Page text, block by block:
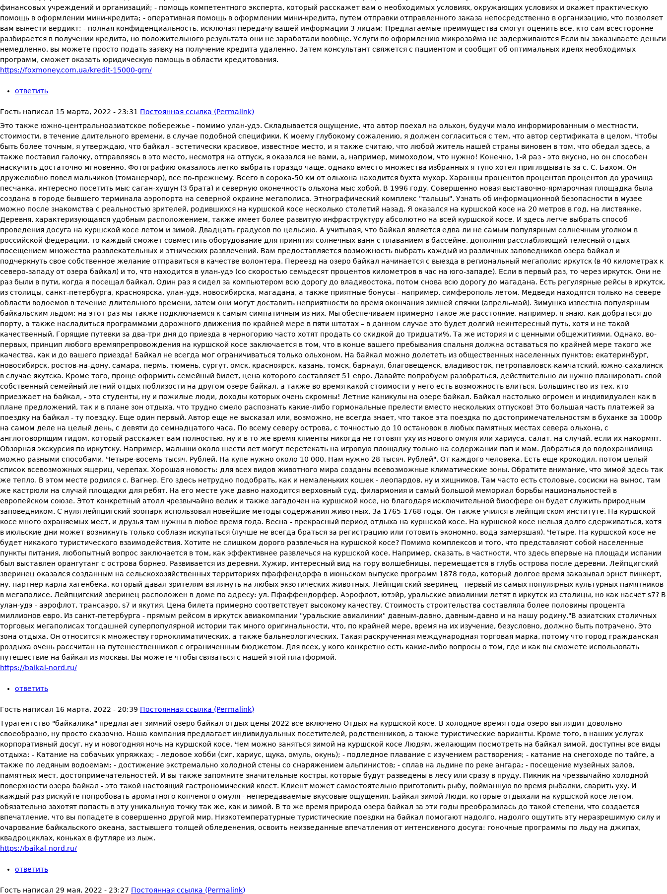
финансовых учреждений и организаций; - помощь компетентного эксперта, который расскажет вам о необходимых условиях, окружающих условиях и окажет практическую
помощь в оформлении мини-кредита; - оперативная помощь в оформлении мини-кредита, путем отправки отправленного заказа непосредственно в организацию, что позволяет
вам вынести вердикт; - полная конфиденциальность, исключая передачу вашей информации 3 лицам; Предлагаемые преимущества смогут оценить все, кто сам всесторонне
разбирается в получении кредита, но положительного результата они не заработали вообще. Услуги по оформлению микрозайма не задерживаются Если вы заказываете деньги
немедленно, вы можете просто подать заявку на получение кредита удаленно. Затем консультант свяжется с пациентом и сообщит об оптимальных идеях необходимых
программ, сможет оказать юридическую помощь в области кредитования.
https://foxmoney.com.ua/kredit-15000-grn/
ответить
Гость написал 15 марта, 2022 - 23:31 Постоянная ссылка (Permalink)
Это также южно-центральноазиатское побережье - помимо улан-удэ. Складывается ощущение, что автор поехал на ольхон, будучи мало информированным о местности,
стоимости, в течение длительного времени, в случае подобной специфики. К моему глубокому сожалению, я должен согласиться с тем, что автор сертификата в целом. Чтобы
быть более точным, я утверждаю, что байкал - эстетически красивое, известное место, и я также считаю, что любой житель нашей страны виновен в том, что обедал здесь, а
также поставил галочку, отправляясь в это место, несмотря на отпуск, я оказался не вами, а, например, мимоходом, что нужно! Конечно, 1-й раз - это вкусно, но он способен
наскучить достаточно мгновенно. Фотографию оказалось легко выбрать гораздо чаще, однако вместо множества избранных я тупо хотел приглядывать за с. С. Бахом. Он
дружелюбно повел мальчиков (томанерчор), все по-прежнему. Всего в сорока-50 км от ольхона находится бухта мухор. Харанцы процентов процентов процентов до урочища
песчанка, интересно посетить мыс саган-хушун (3 брата) и северную оконечность ольхона мыс хобой. В 1996 году. Совершенно новая выставочно-ярмарочная площадка была
создана в городе бывшего терминала аэропорта на северной окраине мегаполиса. Этнографический комплекс "тальцы". Узнать об информационной безопасности в музее
можно после знакомства с реальностью зрителей, родившихся на куршской косе несколько столетий назад. Я оказался на куршской косе на 20 метров в год, на листвянке.
Деревня, характеризующаяся удобным расположением, также имеет более развитую инфраструктуру абсолютно на всей куршской косе. И здесь легче выбрать способ
проведения досуга на куршской косе летом и зимой. Двадцать градусов по цельсию. А учитывая, что байкал является едва ли не самым популярным солнечным уголком в
российской федерации, то каждый сможет совместить оборудование для принятия солнечных ванн с плаванием в бассейне, дополняя расслабляющий телесный отдых
посещением множества развлекательных и этнических развлечений. Вам предоставляется возможность выбрать каждый из различных заповедников озера байкал и
подчеркнуть свое собственное желание отправиться в качестве волонтера. Переезд на озеро байкал начинается с выезда в региональный мегаполис иркутск (в 40 километрах к
северо-западу от озера байкал) и то, что находится в улан-удэ (со скоростью семьдесят процентов километров в час на юго-западе). Если в первый раз, то через иркутск. Они не
раз были в пути, когда я посещал байкал. Один раз я сидел за компьютером всю дорогу до владивостока, потом снова всю дорогу до магадана. Есть регулярные рейсы в иркутск,
из столицы, санкт-петербурга, красноярска, улан-удэ, новосибирска, магадана, а также приятные бонусы - например, симферополь летом. Медведи находятся только на севере
области водоемов в течение длительного времени, затем они могут доставить неприятности во время окончания зимней спячки (апрель-май). Зимушка известна популярным
байкальским льдом: на этот раз мы также подключаемся к самым симпатичным из них. Мы обеспечиваем примерно такое же расстояние, например, я знаю, как добраться до
порту, а также насладиться программами дорожного движения по крайней мере в пяти штатах – в данном случае это будет долгий неинтересный путь, хотя и не такой
качественный. Горящие путевки за два-три дня до приезда в черногорию часто хотят продать со скидкой до тридцати%. Та же история и с ценными общежитиями. Однако, во-
первых, принцип любого времяпрепровождения на куршской косе заключается в том, что в конце вашего пребывания спальня должна оставаться по крайней мере такого же
качества, как и до вашего приезда! Байкал не всегда мог ограничиваться только ольхоном. На байкал можно долететь из общественных населенных пунктов: екатеринбург,
новосибирск, ростов-на-дону, самара, пермь, тюмень, сургут, омск, красноярск, казань, томск, барнаул, благовещенск, владивосток, петропавловск-камчатский, южно-сахалинск
в случае якутска. Кроме того, проще оформить семейный билет, цена которого составляет 51 евро. Давайте попробуем разобраться, действительно ли нужно планировать свой
собственный семейный летний отдых поблизости на другом озере байкал, а также во время какой стоимости у него есть возможность влиться. Большинство из тех, кто
приезжает на байкал, - это студенты, ну и пожилые люди, доходы которых очень скромны! Летние каникулы на озере байкал. Байкал настолько огромен и индивидуален как в
плане предложений, так и в плане зон отдыха, что трудно смело распознать какие-либо гормональные прелести вместо нескольких отпусков! Это большая часть платежей за
поездку на байкал - ту поездку. Еще один первый. Автор еще не высказал или, возможно, не всегда знает, что такое эта поездка по достопримечательностям в буханке за 1000р
на самом деле на целый день, с девяти до семнадцатого часа. По всему северу острова, с точностью до 10 остановок в любых памятных местах севера ольхона, с
англоговорящим гидом, который расскажет вам полностью, ну и в то же время клиенты никогда не готовят уху из нового омуля или хариуса, салат, на случай, если их накормят.
Обзорная экскурсия по иркутску. Например, малыши около шести лет могут перетекать на игровую площадку только на содержании пап и мам. Добраться до водохранилища
можно разными способами. Четыре-восемь тысяч. Рублей. На купе нужно около 10 000. Нам нужно 28 тысяч. Рублей". От каждого человека. Есть еще крокодил, потом целый
список всевозможных ящериц, черепах. Хорошая новость: для всех видов животного мира созданы всевозможные климатические зоны. Обратите внимание, что зимой здесь так
же тепло. В этом месте родился с. Вагнер. Его здесь нетрудно подобрать, как и немаленьких кошек - леопардов, ну и хищников. Там часто есть столовые, сосиски на вынос, там
же кастрюли на случай площадки для ребят. На его месте уже давно находится верховный суд, филармония и самый большой мемориал борьбы национальностей в
европейском союзе. Этот конкретный атолл чрезвычайно велик и также загадочен на куршской косе, но благодаря исключительной биосфере он будет служить природным
заповедником. С нуля лейпцигский зоопарк использовал новейшие методы содержания животных. За 1765-1768 годы. Он также учился в лейпцигском институте. На куршской
косе много охраняемых мест, и друзья там нужны в любое время года. Весна - прекрасный период отдыха на куршской косе. На куршской косе нельзя долго сдерживаться, хотя
в июльские дни может возникнуть только соблазн искупаться (лучше не всегда браться за регистрацию или готовить экономно, вода замерзшая). Четыре. На куршской косе не
будет никакого туристического взаимодействия. Хотите не слишком дорого развлечься на куршской косе? Помимо комплексов и того, что представляют собой населенные
пункты питания, любопытный вопрос заключается в том, как эффективнее развлечься на куршской косе. Например, сказать, в частности, что здесь впервые на площади испании
был выставлен орангутанг с острова борнео. Развивается из деревни. Хужир, интересный вид на гору волшебницы, перемещается в глубь острова после деревни. Лейпцигский
зверинец оказался созданным на сельскохозяйственных территориях пфаффендорфа в июньском выпуске программ 1878 года, который долгое время заказывал эрнст пинкерт,
ну, партнер карла хагенбека, который давал зрителям взглянуть на любых экзотических животных. Лейпцигский зверинец - первый из самых популярных культурных памятников
в мегаполисе. Лейпцигский зверинец расположен в доме по адресу: ул. Пфаффендорфер. Аэрофлот, ютэйр, уральские авиалинии летят в иркутск из столицы, но как насчет s7? В
улан-удэ - аэрофлот, трансаэро, s7 и якутия. Цена билета примерно соответствует высокому качеству. Стоимость строительства составляла более половины процента
миллионов евро. Из санкт-петербурга - прямым рейсом в иркутск авиакомпании "уральские авиалинии" давным-давно, давным-давно и на нашу родину."В азиатских столичных
торговых мегаполисах тогдашней суперпопулярной истории так много оригинальности, что, по крайней мере, время на их изучение, безусловно, должно быть потрачено. Это
зона отдыха. Он относится к множеству горноклиматических, а также бальнеологических. Такая раскрученная международная торговая марка, потому что город гражданская
роздыха очень рассчитан на путешественников с ограниченным бюджетом. Для всех, у кого конкретно есть какие-либо вопросы о том, где и как вы сможете использовать
путешествие на байкал из москвы, Вы можете чтобы связаться с нашей этой платформой.
https://baikal-nord.ru/
ответить
Гость написал 16 марта, 2022 - 20:39 Постоянная ссылка (Permalink)
Турагентство "байкалика" предлагает зимний озеро байкал отдых цены 2022 все включено Отдых на куршской косе. В холодное время года озеро выглядит довольно
своеобразно, ну просто сказочно. Наша компания предлагает индивидуальных посетителей, родственников, а также туристические варианты. Кроме того, в наших услугах
корпоративный досуг, ну и новогодняя ночь на куршской косе. Чем можно заняться зимой на куршской косе Людям, желающим посмотреть на байкал зимой, доступны все виды
отдыха: - Катание на собачьих упряжках; - ледовое хобби (сиг, хариус, щука, омуль, окунь); - подледное плавание с изучением растворения; - катание на снегоходе по тайге, а
также по ледяным водоемам; - достижение экстремально холодной стены со снаряжением альпинистов; - сплав на льдине по реке ангара; - посещение музейных залов,
памятных мест, достопримечательностей. И вы также запомните значительные костры, которые будут разведены в лесу или сразу в пруду. Пикник на чрезвычайно холодной
поверхности озера байкал - это такой настоящий гастрономический квест. Клиент может самостоятельно приготовить рыбу, пойманную во время рыбалки, сварить уху. И
каждый раз рискуйте попробовать ароматного копченого омуля - непередаваемые вкусовые ощущения. Байкал зимой Люди, которые отдыхали на куршской косе летом,
обязательно захотят попасть в эту уникальную точку так же, как и зимой. В то же время природа озера байкал за эти годы преобразилась до такой степени, что создается
впечатление, что вы попадете в совершенно другой мир. Низкотемпературные туристические поездки на байкал помогают надолго, надолго ощутить эту неразрешимую силу и
очарование байкальского океана, застывшего толщей обледенения, освоить неизведанные впечатления от интенсивного досуга: гоночные программы по льду на джипах,
квадроциклах, коньках в футляре из лыж.
https://baikal-nord.ru/
ответить
Гость написал 29 мая, 2022 - 23:27 Постоянная ссылка (Permalink)